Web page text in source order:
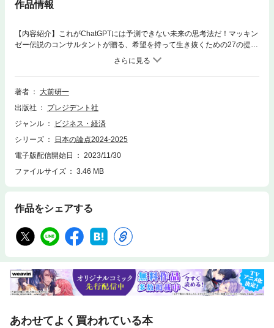
作品情報
【内容紹介】これがChatGPTには予測できない未来の思考法だ！マッキン
ゼー伝説のコンサルタントが贈る、希望を持って生き抜くための27の提
言！「年末の定番書籍」として定着している大前研一氏の『日本の論点』
が今年も登場。紙面を大幅にリニューアルし、例年と同じページ数でトピ
ックの数を増やしました。また、毎年ご好評いただいている読者限定の大
前氏の動画視聴サービスも継続します。 2023年は前年から続くロシアの
ム武装組織ハマスとの武力衝突によって、国際情勢がさらに複雑化するこ
ととなりました。2024年は1月に台湾総統選挙、3月にロシア大統領選
く動きだすと予想されています。 一方、日本国内は、上がらない所得、
円安や原油高による家計の圧迫などによって、岸田政権の支持率は下がり
続け、2024年に解散総選挙の実施が予想されます。しかし、誰が首相にな
っても日本の課題は変わらず、山積する課題にどう立ち向かうかが問われ
介】［著］大前 研一（Kenichi Ohmae）早稲田大学卒業後、東京工業大学
作所、マッキンゼー・アンド・カンパニーを経て、現在、ビジネス・ブレ
ークスルー大学学長。【目次抜粋】Part1〈日本編〉巻頭言 2024年、日
限り、日本人の給料は確実に下がり続ける3つの根本原因論点03 植田日
銀総裁が、黒田「異次元緩和」路線と決別するために行うべき新たな金融
政策論点04 岸田政権が「異次元の少子化対策」の前に取り組むべき、
ド」が、税金の壮大な無駄遣いになる理由論点06 いまや国民病である花
著者
大前研一
出版社
プレジデント社
ジャンル
ビジネス・経済
シリーズ
日本の論点2024-2025
電子版配信開始日
2023/11/30
ファイルサイズ
3.46 MB
作品をシェアする
あわせてよく買われている本